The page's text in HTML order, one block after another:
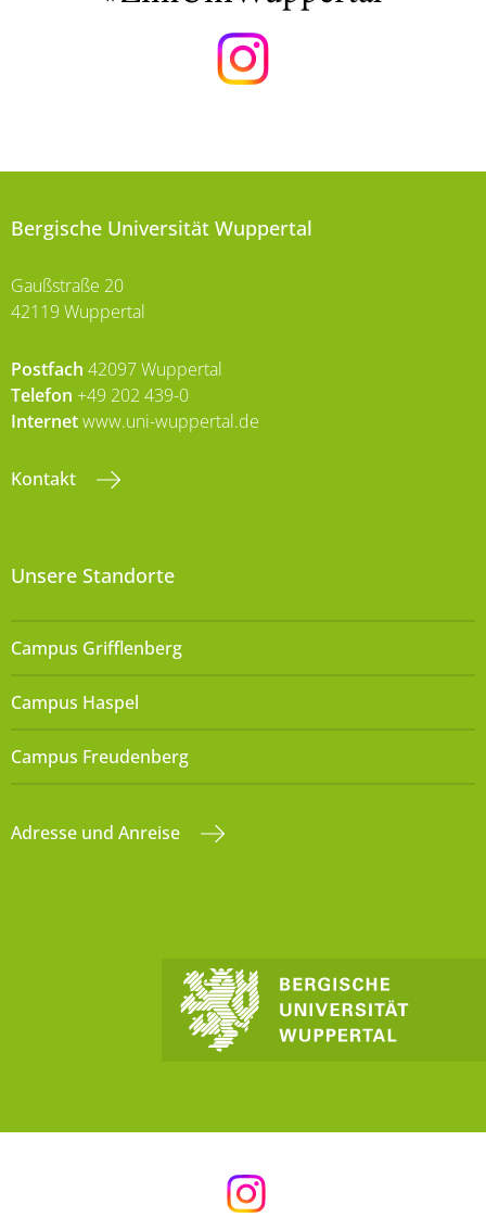
Bergische Universität Wuppertal
Gaußstraße 20
42119 Wuppertal
Postfach 42097 Wuppertal
Telefon +49 202 439-0
Internetwww.uni-wuppertal.de
Kontakt
Unsere Standorte
Campus Grifflenberg
Campus Haspel
Campus Freudenberg
Adresse und Anreise